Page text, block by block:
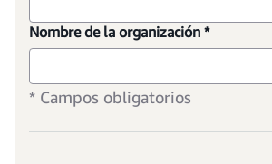
Nombre de la organización *
* Campos obligatorios